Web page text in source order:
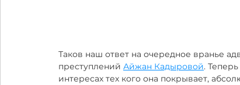
Таков наш ответ на очередное вранье
преступлений Айжан Кадыровой.
интересах тех кого она покрывает,